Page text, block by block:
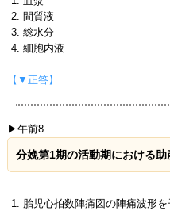
間質液
総水分
細胞内液
【▼正答】
▶午前8
分娩第1期の活動期における助
胎児心拍数陣痛図の陣痛波形